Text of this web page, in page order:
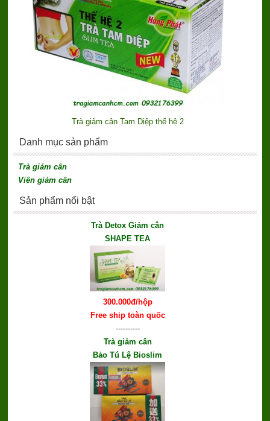
Trà giảm cân Tam Diệp thế hệ 2
Danh mục sản phẩm
Trà giảm cân
Viên giảm cân
Sản phẩm nổi bật
Trà Detox Giảm cân
SHAPE TEA
300.000đ/hộp
Free ship toàn quốc
----------
Trà giảm cân
Bảo Tú Lệ Bioslim